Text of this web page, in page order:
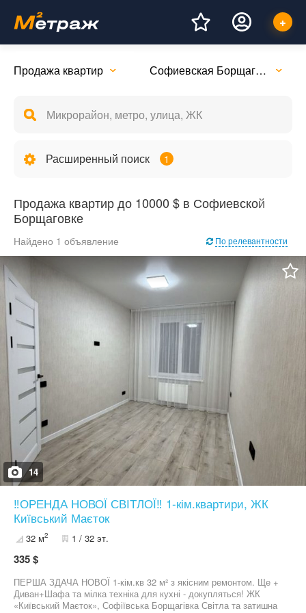
Продажа квартир Софиевская Борщаговка
Расширенный поиск 1
Продажа квартир до 10000 $ в Софиевской
Борщаговке
Найдено 1 объявление По релевантности
14
‼️ОРЕНДА НОВОЇ СВІТЛОЇ‼️ 1-кім.квартири, ЖК
Київський Маєток
32 м2 1 / 32 эт.
335 $
ПЕРША ЗДАЧА НОВОЇ 1-кім.кв 32 м² з якісним ремонтом. Ще +
Диван+Шафа та мілка техніка для кухні - докупляться! ЖК
«Київський Маєток», Софіївська Борщагівка Світла та затишна